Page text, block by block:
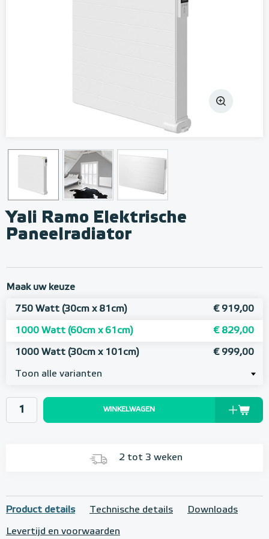
Yali Ramo Elektrische
Paneelradiator
Maak uw keuze
750 Watt (30cm x 81cm) € 919,00
1000 Watt (60cm x 61cm) € 829,00
1000 Watt (30cm x 101cm) € 999,00
Toon alle varianten
WINKELWAGEN
2 tot 3 weken
Product details Technische details Downloads
Levertijd en voorwaarden